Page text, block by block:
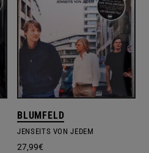
BLUMFELD
JENSEITS VON JEDEM
27,99€